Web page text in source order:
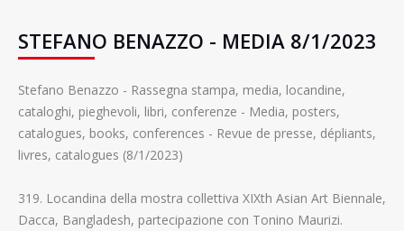
STEFANO BENAZZO - MEDIA 8/1/2023
Stefano Benazzo - Rassegna stampa, media, locandine,
cataloghi, pieghevoli, libri, conferenze - Media, posters,
catalogues, books, conferences - Revue de presse, dépliants,
livres, catalogues (8/1/2023)
319. Locandina della mostra collettiva XIXth Asian Art Biennale,
Dacca, Bangladesh, partecipazione con Tonino Maurizi.